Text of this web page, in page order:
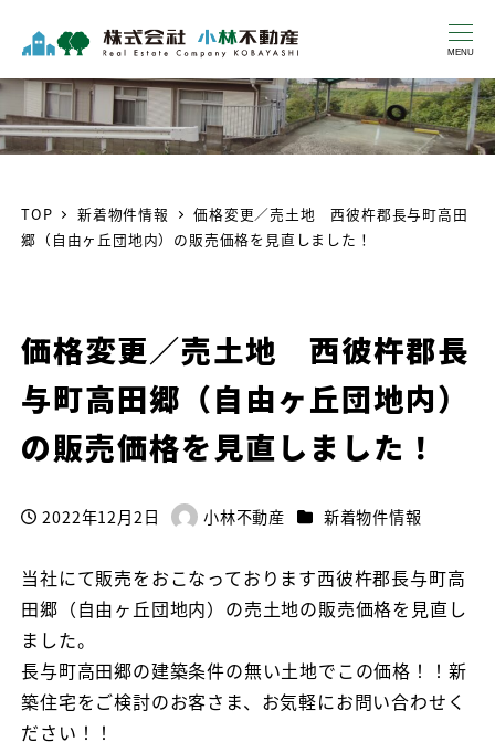
MENU
TOP 新着物件情報
価格変更／売土地 西彼杵郡長与町高田
郷（自由ヶ丘団地内）の販売価格を見直しました！
価格変更／売土地 西彼杵郡長
与町高田郷（自由ヶ丘団地内）
の販売価格を見直しました！
投稿日
2022年12月2日
著
小林不動産 カテゴリー
新着物件情報
当社にて販売をおこなっております西彼杵郡長与町高
田郷（自由ヶ丘団地内）の売土地の販売価格を見直し
ました。
長与町高田郷の建築条件の無い土地でこの価格！！新
築住宅をご検討のお客さま、お気軽にお問い合わせく
ださい！！